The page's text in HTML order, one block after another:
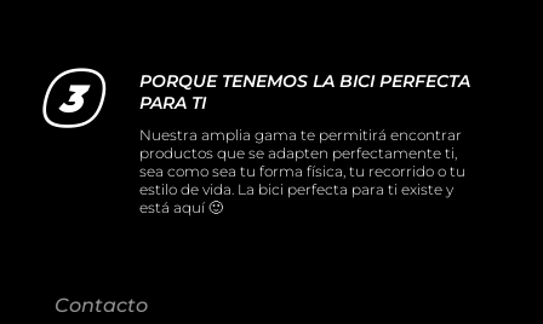
PORQUE TENEMOS LA BICI PERFECTA
PARA TI
Nuestra amplia gama te permitirá encontrar
productos que se adapten perfectamente ti,
sea como sea tu forma física, tu recorrido o tu
estilo de vida. La bici perfecta para ti existe y
está aquí 🙂
Contacto